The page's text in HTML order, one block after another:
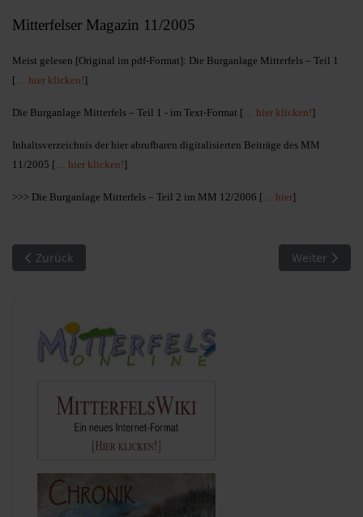
Mitterfelser Magazin 11/2005
Meist gelesen [Original im pdf-Format]: Die Burganlage Mitterfels – Teil 1
[… hier klicken!]
Die Burganlage Mitterfels – Teil 1 - im Text-Format [… hier klicken!]
Inhaltsverzeichnis der hier abrufbaren digitalisierten Beiträge des MM
11/2005 [… hier klicken!]
>>> Die Burganlage Mitterfels – Teil 2 im MM 12/2006 [… hier]
Vorheriger Beitrag: MM 10/2004. Meist gelesen
Zurück Nächster
Weiter